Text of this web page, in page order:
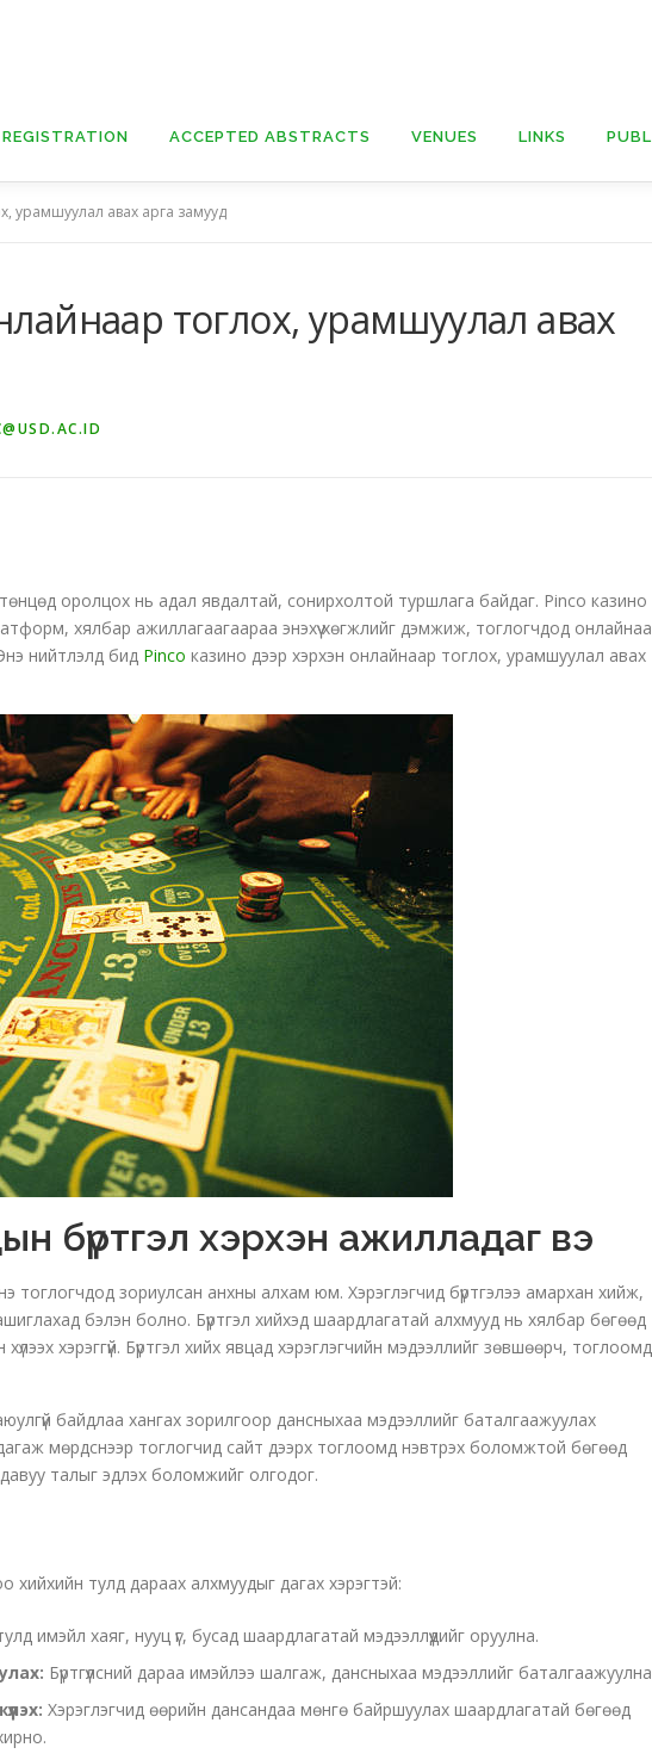
ACCEPTED ABSTRACTS VENUES LINKS
урамшуулал авах арга замууд
тоглох, урамшуулал авах
оролцох нь адал явдалтай, сонирхолтой туршлага байдаг. Pinco казино
хялбар ажиллагаагаараа энэхүү хөгжлийг дэмжиж, тоглогчдод
нийтлэлд бид Pinco казино дээр хэрхэн онлайнаар тоглох, урамшуулал авах
бүртгэл хэрхэн ажилладаг вэ
тоглогчдод зориулсан анхны алхам юм. Хэрэглэгчид бүртгэлээ амархан хийж,
бэлэн болно. Бүртгэл хийхэд шаардлагатай алхмууд нь хялбар бөгөөд
хэрэггүй. Бүртгэл хийх явцад хэрэглэгчийн мэдээллийг зөвшөөрч, тоглоомд
байдлаа хангах зорилгоор дансныхаа мэдээллийг баталгаажуулах
мөрдснээр тоглогчид сайт дээрх тоглоомд нэвтрэх боломжтой бөгөөд
талыг эдлэх боломжийг олгодог.
хийхийн тулд дараах алхмуудыг дагах хэрэгтэй:
тулд имэйл хаяг, нууц үг, бусад шаардлагатай мэдээллүүдийг оруулна.
Бүртгүүлсний дараа имэйлээ шалгаж, дансныхаа мэдээллийг
Хэрэглэгчид өөрийн дансандаа мөнгө байршуулах шаардлагатай бөгөөд